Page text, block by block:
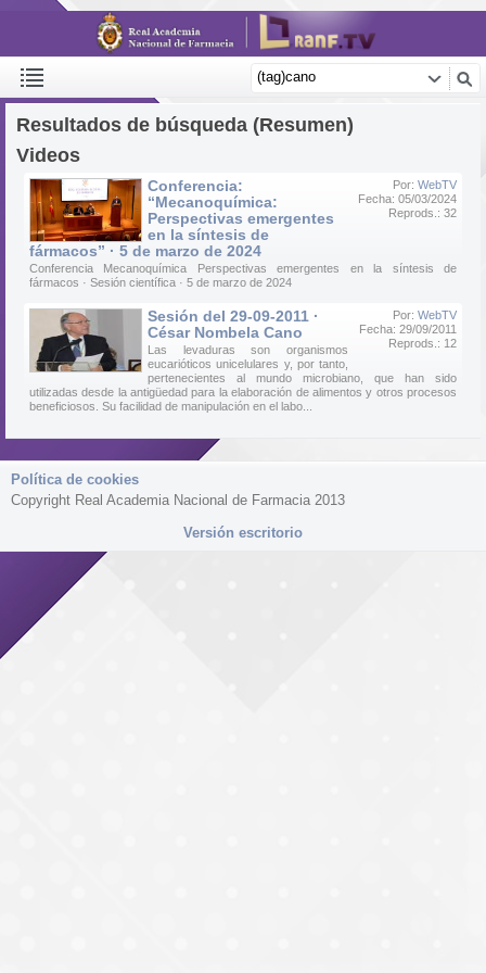
Resultados de búsqueda (Resumen)
Videos
Por: WebTV
Fecha: 05/03/2024
Reprods.: 32
Conferencia:
“Mecanoquímica:
Perspectivas emergentes
en la síntesis de
fármacos” · 5 de marzo de 2024
Conferencia Mecanoquímica Perspectivas emergentes en la síntesis de
fármacos · Sesión científica · 5 de marzo de 2024
Por: WebTV
Fecha: 29/09/2011
Reprods.: 12
Sesión del 29-09-2011 ·
César Nombela Cano
Las levaduras son organismos
eucarióticos unicelulares y, por tanto,
pertenecientes al mundo microbiano, que han sido
utilizadas desde la antigüedad para la elaboración de alimentos y otros procesos
beneficiosos. Su facilidad de manipulación en el labo...
Política de cookies
Copyright Real Academia Nacional de Farmacia 2013
Versión escritorio